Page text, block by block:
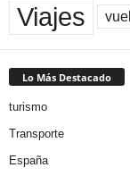
Viajes
Lo Más Destacado
turismo
Transporte
España